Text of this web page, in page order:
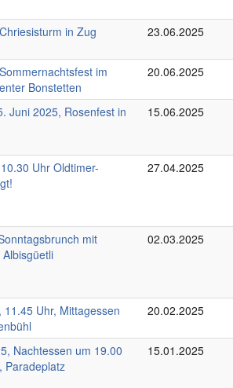
in Zug
23.06.2025
im
Bonstetten
20.06.2025
Juni 2025, Rosenfest in
15.06.2025
Uhr Oldtimer-
27.04.2025
mit
02.03.2025
Uhr, Mittagessen
20.02.2025
Nachtessen um 19.00
Paradeplatz
15.01.2025